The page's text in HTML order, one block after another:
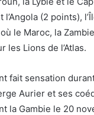
(2 points),
le Maroc, la
Lions de l’Atlas.
fait sensation
Aurier et ses
la Gambie le 20